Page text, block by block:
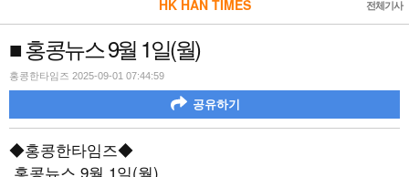
HK HAN TIMES 전체기사
■ 홍콩뉴스 9월 1일(월)
홍콩한타임즈 2025-09-01 07:44:59
공유하기
◆홍콩한타임즈◆
홍콩뉴스 9월 1일(월)